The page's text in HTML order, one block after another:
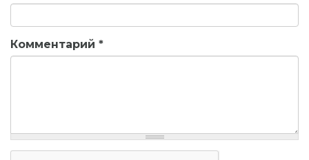
Комментарий *